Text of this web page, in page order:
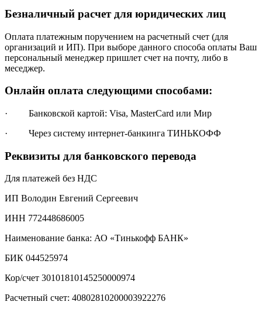
Безналичный расчет для юридических лиц
Оплата платежным поручением на расчетный счет (для
организаций и ИП). При выборе данного способа оплаты Ваш
персональный менеджер пришлет счет на почту, либо в
меседжер.
Онлайн оплата следующими способами:
· Банковской картой: Visa, MasterCard или Мир
· Через систему интернет-банкинга ТИНЬКОФФ
Реквизиты для банковского перевода
Для платежей без НДС
ИП Володин Евгений Сергеевич
ИНН 772448686005
Наименование банка: АО «Тинькофф БАНК»
БИК 044525974
Кор/счет 30101810145250000974
Расчетный счет: 40802810200003922276